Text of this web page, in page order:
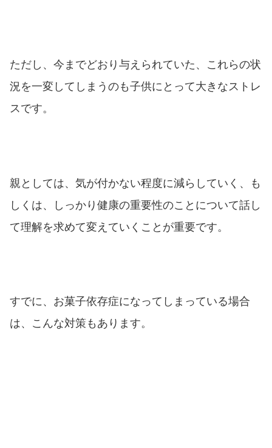
ただし、今までどおり与えられていた、これらの状
況を一変してしまうのも子供にとって大きなストレ
スです。
親としては、気が付かない程度に減らしていく、も
しくは、しっかり健康の重要性のことについて話し
て理解を求めて変えていくことが重要です。
すでに、お菓子依存症になってしまっている場合
は、こんな対策もあります。